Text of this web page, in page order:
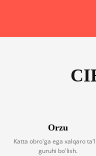
Orzu
Katta obro'ga ega xalqaro
guruhi bo'lish.